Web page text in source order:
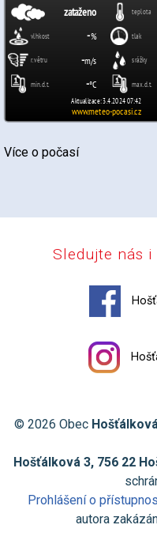
Více o počasí
Sledujte nás
© 2026 Obec
Hošťálková 3, 756 22
Prohlášení o
autora